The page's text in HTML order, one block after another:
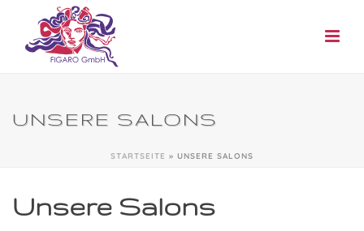
UNSERE SALONS
STARTSEITE » UNSERE SALONS
Unsere Salons